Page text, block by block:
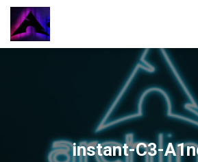
instant-C3-